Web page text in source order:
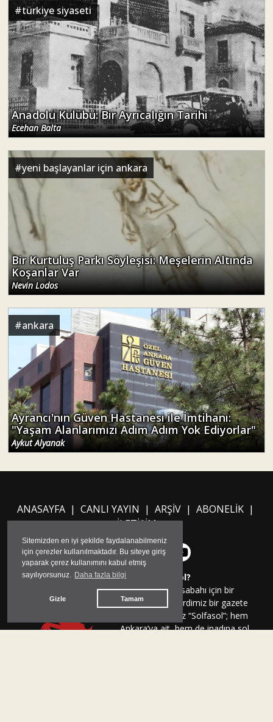
Sitemizden en iyi şekilde faydalanabilmeniz
için çerezler kullanılmaktadır. Bu siteye giriş
yaparak çerez kullanımını kabul etmiş
sayılıyorsunuz. Daha fazla bilgi
Gizle Tamam
#türkiye siyaseti
Anadolu Kulübü: Bir Ayrıcalığın Tarihi
Ecehan Balta
#yeni başlayanlar için ankara
Bir Kurtuluş Parkı Söyleşisi: Meşelerin Altında
Koşanlar Var
Nevin Lodos
#ankara
Ayrancı'nın Güven Hastanesi ile İmtihanı:
"Yaşam Alanlarımızı Adım Adım Yok Ediyorlar"
Aykut Alyanak
ANASAYFA| CANLI YAYIN | ARŞİV| ABONELİK|
İLETİŞİM
Neden Solfasol?
Yeni bir Ankara sabahı için bir
araya geldik. Derdimiz bir gazete
çıkarmak. Adımız “Solfasol”; hem
Ankara’ya ait, hem de inadına sol